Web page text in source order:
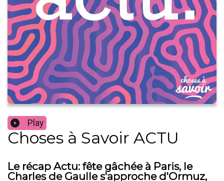
Play
Choses à Savoir ACTU
Le récap Actu: fête gâchée à Paris, le
Charles de Gaulle s'approche d'Ormuz,